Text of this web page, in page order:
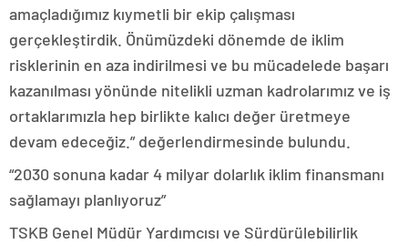
amaçladığımız kıymetli bir ekip çalışması
gerçekleştirdik. Önümüzdeki dönemde de iklim
risklerinin en aza indirilmesi ve bu mücadelede başarı
kazanılması yönünde nitelikli uzman kadrolarımız ve iş
ortaklarımızla hep birlikte kalıcı değer üretmeye
devam edeceğiz.” değerlendirmesinde bulundu.
“2030 sonuna kadar 4 milyar dolarlık iklim finansmanı
sağlamayı planlıyoruz”
TSKB Genel Müdür Yardımcısı ve Sürdürülebilirlik